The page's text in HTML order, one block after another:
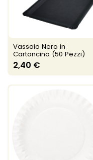
Vassoio Nero in
Cartoncino (50 Pezzi)
2,40 €